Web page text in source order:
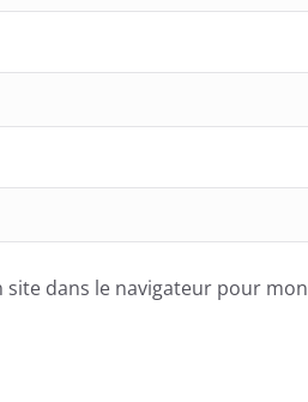
dans le navigateur pour